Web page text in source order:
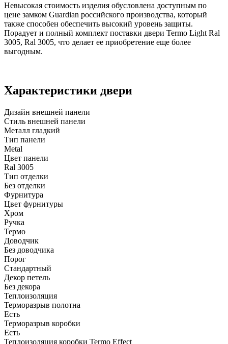
Невысокая стоимость изделия обусловлена доступным по
цене замком Guardian российского производства, который
также способен обеспечить высокий уровень защиты.
Порадует и полный комплект поставки двери Termo Light Ral
3005, Ral 3005, что делает ее приобретение еще более
выгодным.
Характеристики двери
Дизайн внешней панели
Стиль внешней панели
Металл гладкий
Тип панели
Metal
Цвет панели
Ral 3005
Тип отделки
Без отделки
Фурнитура
Цвет фурнитуры
Хром
Ручка
Термо
Доводчик
Без доводчика
Порог
Стандартный
Декор петель
Без декора
Теплоизоляция
Терморазрыв полотна
Есть
Терморазрыв коробки
Есть
Теплоизоляция коробки Termo Effect